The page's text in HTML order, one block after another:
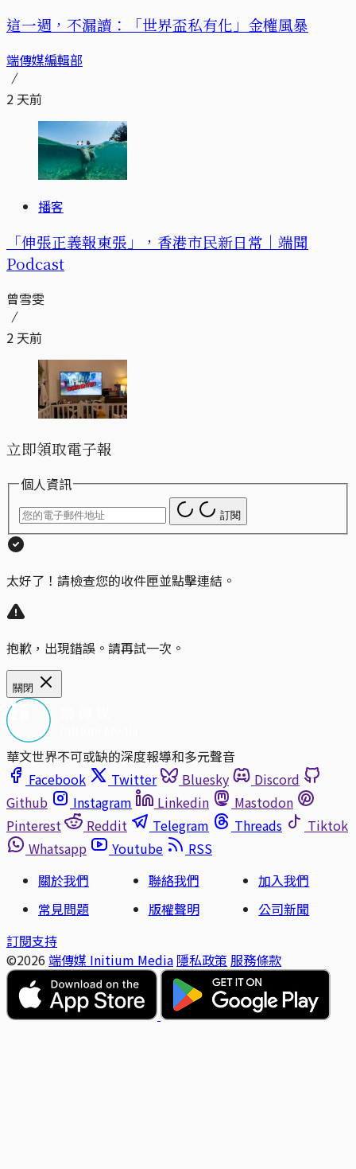
這一週，不漏讀：「世界盃私有化」金權風暴
端傳媒編輯部
2 天前
播客
「伸張正義報東張」，香港市民新日常｜端聞
Podcast
曾雪雯
2 天前
立即領取電子報
個人資訊
訂閱
太好了！請檢查您的收件匣並點擊連結。
抱歉，出現錯誤。請再試一次。
關閉
華文世界不可或缺的深度報導和多元聲音
Facebook
Twitter Bluesky
Discord
Github
Instagram Linkedin
Mastodon
Pinterest
Reddit Telegram Threads
Tiktok
Whatsapp
Youtube
RSS
關於我們
聯絡我們
加入我們
常見問題
版權聲明
公司新聞
訂閱支持
©2026 端傳媒 Initium Media 隱私政策 服務條款